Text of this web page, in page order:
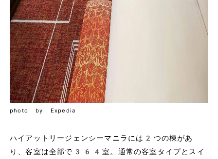
photo by Expedia
ハイアットリージェンシーマニラには2つの棟があ
り、客室は全部で364室。通常の客室タイプとスイ